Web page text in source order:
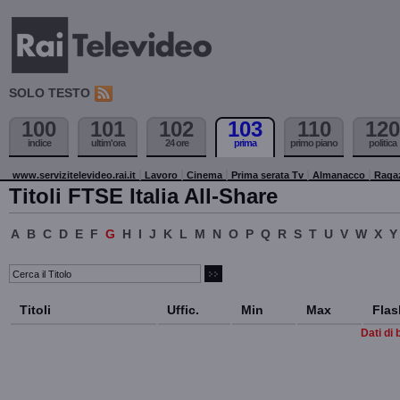
SOLO TESTO
100
indice
101
ultim'ora
102
24 ore
103
prima
110
primo piano
120
politica
www.servizitelevideo.rai.it Lavoro Cinema Prima serata Tv Almanacco
Titoli FTSE Italia All-Share
A B C D E F G H I J K L M N O P Q R S T U V W X Y
Titoli Uffic. Min Max
Dati di